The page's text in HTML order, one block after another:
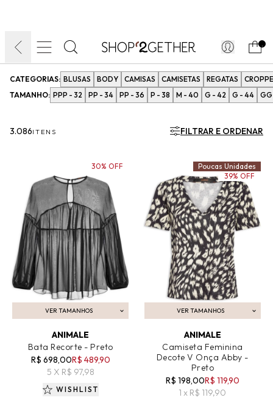
CATEGORIAS: BLUSAS BODY CAMISAS CAMISETAS REGATAS
TAMANHO: PPP - 32 PP - 34 PP - 36 P - 38 M - 40 G - 42 G - 44
3.086ITENS FILTRAR E ORDENAR
VER TAMANHOS
ADICIONAR AO CARRINHO
ANIMALE
Bata Recorte - Preto
R$ 698,00R$ 489,90
5 X R$ 97,98
30% OFF
WISHLIST
VER TAMANHOS
ADICIONAR AO CARRINHO
ANIMALE
Camiseta Feminina
Decote V Onça Abby -
Preto
R$ 198,00R$ 119,90
1 x R$ 119,90
Poucas Unidades
39% OFF